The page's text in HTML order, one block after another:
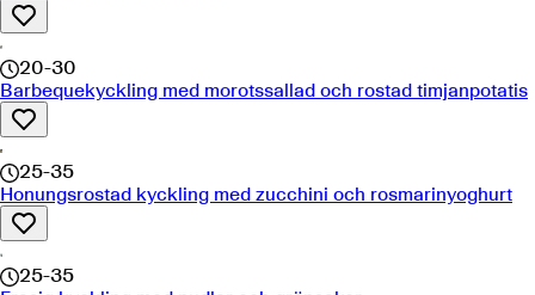
20-30
Barbequekyckling med morotssallad och rostad timjanpotatis
25-35
Honungsrostad kyckling med zucchini och rosmarinyoghurt
25-35